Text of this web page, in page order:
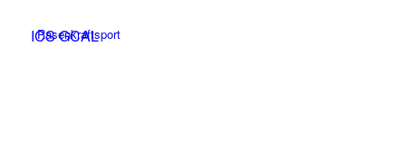
Rasenkraftsport
ICSGCAL